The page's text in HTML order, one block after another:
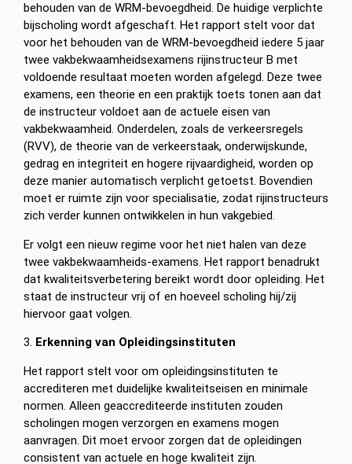
behouden van de WRM-bevoegdheid. De huidige verplichte
bijscholing wordt afgeschaft. Het rapport stelt voor dat
voor het behouden van de WRM-bevoegdheid iedere 5 jaar
twee vakbekwaamheidsexamens rijinstructeur B met
voldoende resultaat moeten worden afgelegd. Deze twee
examens, een theorie en een praktijk toets tonen aan dat
de instructeur voldoet aan de actuele eisen van
vakbekwaamheid. Onderdelen, zoals de verkeersregels
(RVV), de theorie van de verkeerstaak, onderwijskunde,
gedrag en integriteit en hogere rijvaardigheid, worden op
deze manier automatisch verplicht getoetst. Bovendien
moet er ruimte zijn voor specialisatie, zodat rijinstructeurs
zich verder kunnen ontwikkelen in hun vakgebied.
Er volgt een nieuw regime voor het niet halen van deze
twee vakbekwaamheids-examens. Het rapport benadrukt
dat kwaliteitsverbetering bereikt wordt door opleiding. Het
staat de instructeur vrij of en hoeveel scholing hij/zij
hiervoor gaat volgen.
3. Erkenning van Opleidingsinstituten
Het rapport stelt voor om opleidingsinstituten te
accrediteren met duidelijke kwaliteitseisen en minimale
normen. Alleen geaccrediteerde instituten zouden
scholingen mogen verzorgen en examens mogen
aanvragen. Dit moet ervoor zorgen dat de opleidingen
consistent van actuele en hoge kwaliteit zijn.